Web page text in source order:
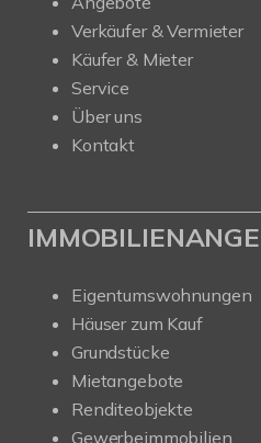
Verkäufer & Vermieter
Käufer & Mieter
Service
Über uns
Kontakt
Eigentumswohnungen
Häuser zum Kauf
Grundstücke
Mietangebote
Renditeobjekte
Gewerbeimmobilien